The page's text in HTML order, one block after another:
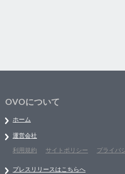
OVOについて
ホーム
運営会社
利用規約
サイトポリシー プライバ
プレスリリースはこちらへ